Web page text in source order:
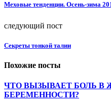
Меховые тенденции. Осень-зима
следующий пост
Секреты тонкой талии
Похожие посты
ЧТО ВЫЗЫВАЕТ БОЛЬ В
БЕРЕМЕННОСТИ?